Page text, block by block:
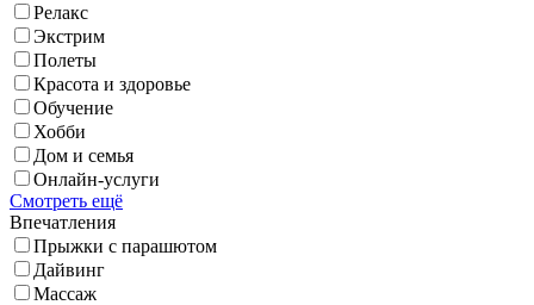
Релакс
Экстрим
Полеты
Красота и здоровье
Обучение
Хобби
Дом и семья
Онлайн-услуги
Смотреть ещё
Впечатления
Прыжки с парашютом
Дайвинг
Массаж